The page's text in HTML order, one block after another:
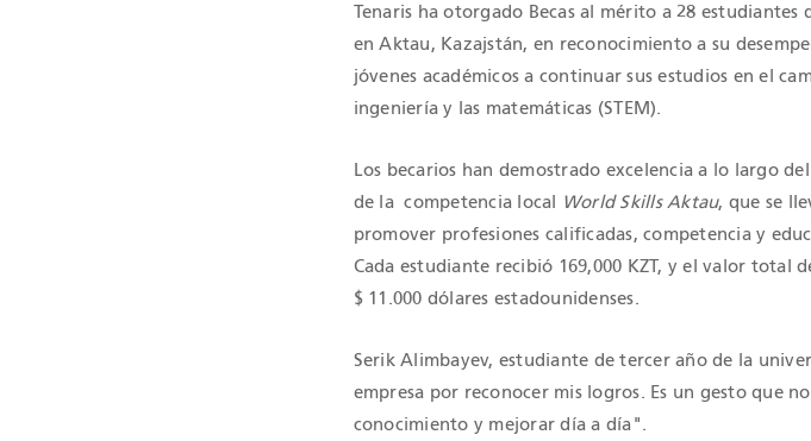
Tenaris ha otorgado Becas al mérito a 28
en Aktau, Kazajstán, en reconocimiento a su
jóvenes académicos a continuar sus estudios en el
ingeniería y las matemáticas (STEM).
Los becarios han demostrado excelencia a lo largo
de la competencia local
World Skills Aktau, que se
promover profesiones calificadas, competencia y
Cada estudiante recibió 169,000 KZT, y el valor total
$ 11.000 dólares estadounidenses.
Serik Alimbayev, estudiante de tercer año de la
empresa por reconocer mis logros. Es un gesto que
conocimiento y mejorar día a día".